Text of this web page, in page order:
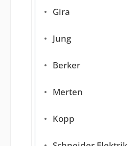
Gira
Jung
Berker
Merten
Kopp